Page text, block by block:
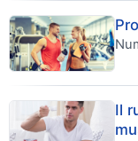
Il